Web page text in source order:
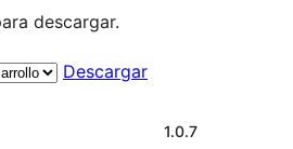
descargar.
Descargar
1.0.7